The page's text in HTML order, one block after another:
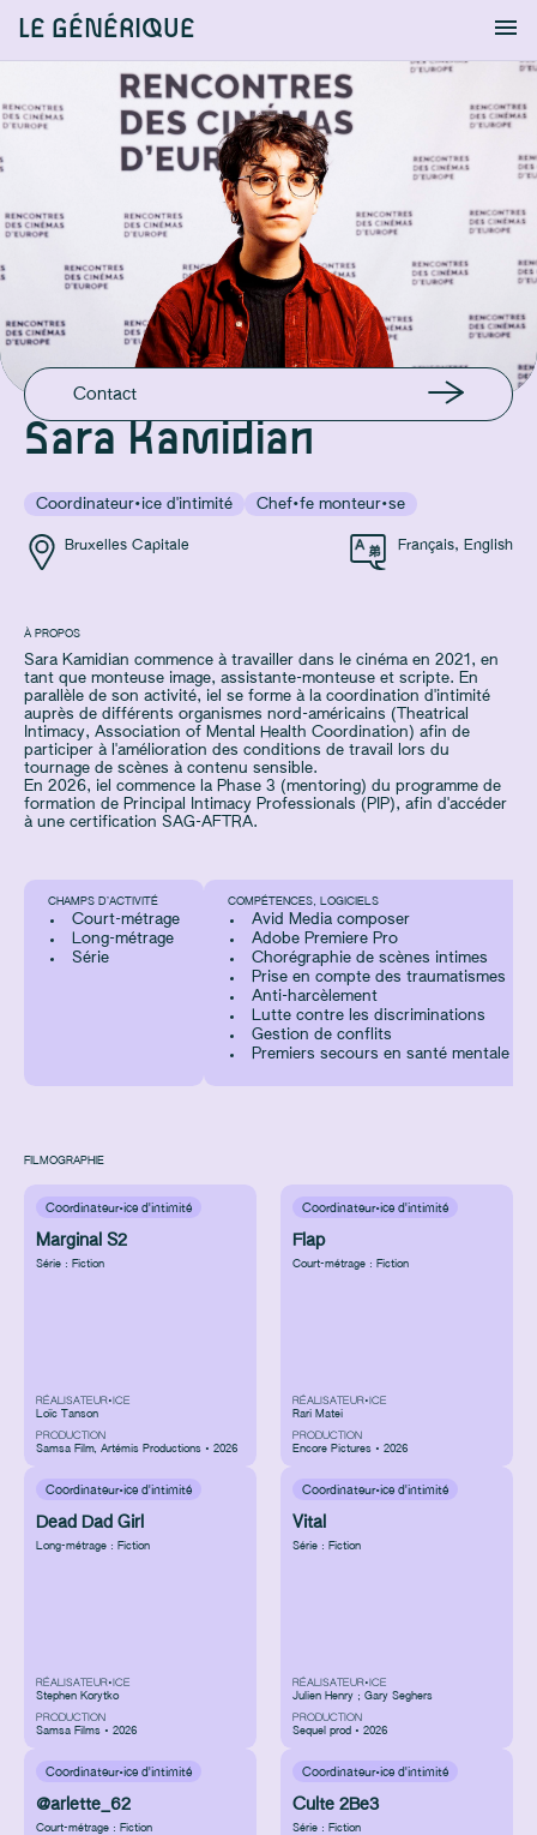
LE GÉNÉRIQUE
S'identifier Chercher
Bruxelles Capitale Français, English
Sara Kamidian
Coordinateur·ice d'intimité Chef·fe monteur·se
À PROPOS
Sara Kamidian commence à travailler dans le cinéma en 2021, en
tant que monteuse image, assistante-monteuse et scripte. En
parallèle de son activité, iel se forme à la coordination d'intimité
auprès de différents organismes nord-américains (Theatrical
Intimacy, Association of Mental Health Coordination) afin de
participer à l'amélioration des conditions de travail lors du
tournage de scènes à contenu sensible.
En 2026, iel commence la Phase 3 (mentoring) du programme de
formation de Principal Intimacy Professionals (PIP), afin d'accéder
à une certification SAG-AFTRA.
sara.kamidian@gmail.com
+33651185899
Contact
CHAMPS D’ACTIVITÉ
Court-métrage
Long-métrage
Série
COMPÉTENCES, LOGICIELS
Avid Media composer
Adobe Premiere Pro
Chorégraphie de scènes intimes
Prise en compte des traumatismes
Anti-harcèlement
Lutte contre les discriminations
Gestion de conflits
Premiers secours en santé mentale
FILMOGRAPHIE
Coordinateur·ice d'intimité
Marginal S2
Série : Fiction
RÉALISATEUR•ICE
Loïc Tanson
PRODUCTION
Samsa Film, Artémis Productions • 2026
Coordinateur·ice d'intimité
Flap
Court-métrage : Fiction
RÉALISATEUR•ICE
Rari Matei
PRODUCTION
Encore Pictures • 2026
Coordinateur·ice d'intimité
Dead Dad Girl
Long-métrage : Fiction
RÉALISATEUR•ICE
Stephen Korytko
PRODUCTION
Samsa Films • 2026
Coordinateur·ice d'intimité
Vital
Série : Fiction
RÉALISATEUR•ICE
Julien Henry ; Gary Seghers
PRODUCTION
Sequel prod • 2026
Coordinateur·ice d'intimité
@arlette_62
Court-métrage : Fiction
Coordinateur·ice d'intimité
Culte 2Be3
Série : Fiction